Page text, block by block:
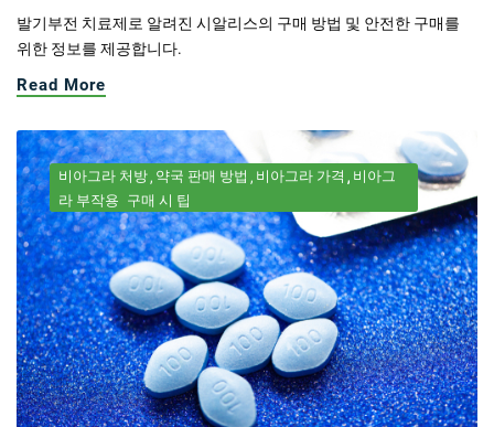
발기부전 치료제로 알려진 시알리스의 구매 방법 및 안전한 구매를
위한 정보를 제공합니다.
Read More
비아그라 처방 약국 판매 방법 비아그라 가격
비아그
라 부작용 구매 시 팁